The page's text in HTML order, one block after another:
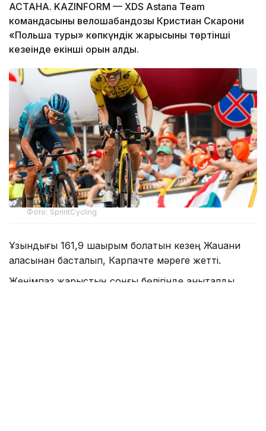
АСТАНА. KAZINFORM — XDS Astana Team
командасының велошабандозы Кристиан Скарони
«Польша туры» көпкүндік жарысының төртінші
кезеңінде екінші орын алды.
Фото: SprintCycling
Ұзындығы 161,9 шақырым болатын кезең Жаuани
қаласынан басталып, Карпачте мәреге жетті.
Жеңімпаз жарыстың соңғы бөлігінде анықталды.